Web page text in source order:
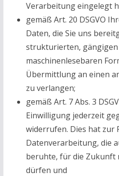
Verarbeitung eingelegt
gemäß Art. 20 DSGVO
Daten, die Sie uns
strukturierten, gängigen
maschinenlesebaren
Übermittlung an einen
zu verlangen;
gemäß Art. 7 Abs. 3
Einwilligung jederzeit
widerrufen. Dies hat zur
Datenverarbeitung, die
beruhte, für die
dürfen und